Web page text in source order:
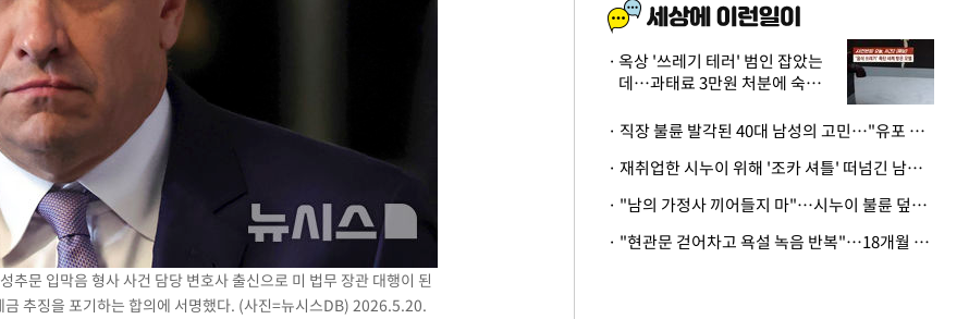
수색
등 9곳
은 중태
두차
문 입막음 형사 사건 담당 변호사 출신으로 미 법무 장관 대행이 된
추징을 포기하는 합의에 서명했다. (사진=뉴시스DB) 2026.5.20.
옥상 '쓰레기 테러' 범인 잡았는
데…과태료 3만원 처분에 숙박업
· 직장 불륜 발각된 40대 남성의 고민…"유포 동료 명예훼손·협박죄 고소 가능할까"
· 재취업한 시누이 위해 '조카 셔틀' 떠넘긴 남편…아내 "난 못한다"
· "남의 가정사 끼어들지 마"…시누이 불륜 덮으려는 남편에 억울한 아내
· "현관문 걷어차고 욕설 녹음 반복"…18개월 아기 키우는 집 뒤흔든 '앞집의 비극'